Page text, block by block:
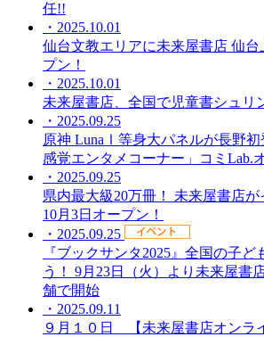
任!!
・2025.10.01
仙台文教エリアに未来屋書店 仙台
プン！
・2025.10.01
未来屋書店、全国で児童書シュリ
・2025.09.25
原神 LunaⅠ等身大パネルが長野
感覚エンタメコーナー」コミLab.
・2025.09.25
県内最大級20万冊！ 未来屋書店
10月3日オープン！
・2025.09.25
『ブックサンタ2025』全国の子ど
う！ 9月23日（火）より未来屋書
舗で開始
・2025.09.11
９月１０日 【未来屋書店オンラ